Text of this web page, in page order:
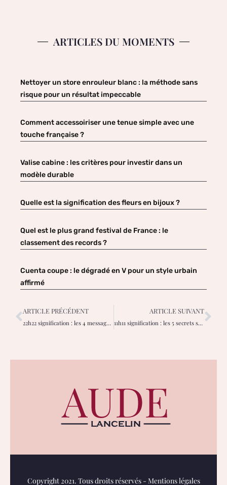
ARTICLES DU MOMENTS
Nettoyer un store enrouleur blanc : la méthode sans
risque pour un résultat impeccable
Comment accessoiriser une tenue simple avec une
touche française ?
Valise cabine : les critères pour investir dans un
modèle durable
Quelle est la signification des fleurs en bijoux ?
Quel est le plus grand festival de France : le
classement des records ?
Cuenta coupe : le dégradé en V pour un style urbain
affirmé
ARTICLE PRÉCÉDENT
22h22 signification : les 4 messages spirituels pour trouver votre équilibre
ARTICLE SUIVANT
11h11 signification : les 5 secrets spirituels pour mieux comprendre votre destin
Copyright 2021. Tous droits réservés - Mentions légales